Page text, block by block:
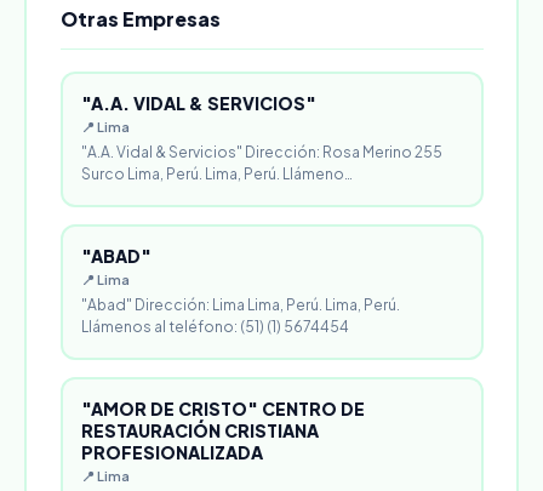
Otras Empresas
"A.A. VIDAL & SERVICIOS"
📍 Lima
"A.A. Vidal & Servicios" Dirección: Rosa Merino 255
Surco Lima, Perú. Lima, Perú. Llámeno…
"ABAD"
📍 Lima
"Abad" Dirección: Lima Lima, Perú. Lima, Perú.
Llámenos al teléfono: (51) (1) 5674454
"AMOR DE CRISTO" CENTRO DE
RESTAURACIÓN CRISTIANA
PROFESIONALIZADA
📍 Lima